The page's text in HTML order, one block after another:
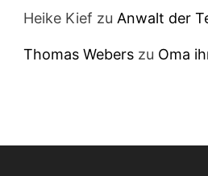
Heike Kief zuAnwalt der
Thomas Webers zu Oma